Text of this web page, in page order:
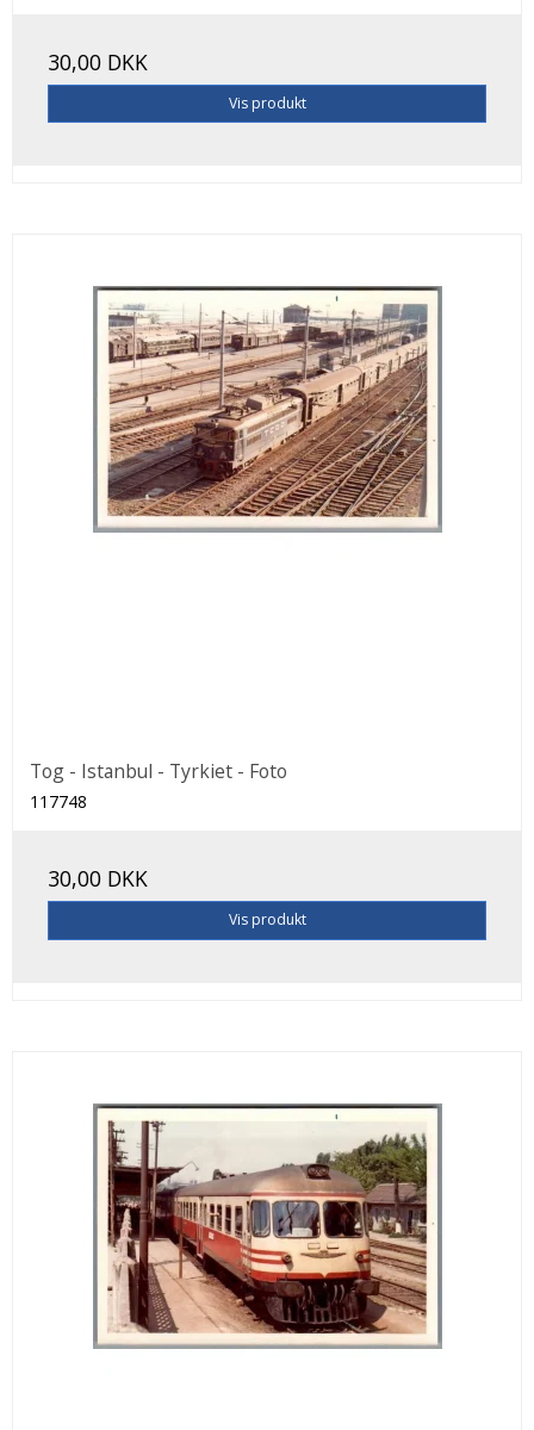
30,00 DKK
Vis produkt
Tog - Istanbul - Tyrkiet - Foto
117748
30,00 DKK
Vis produkt